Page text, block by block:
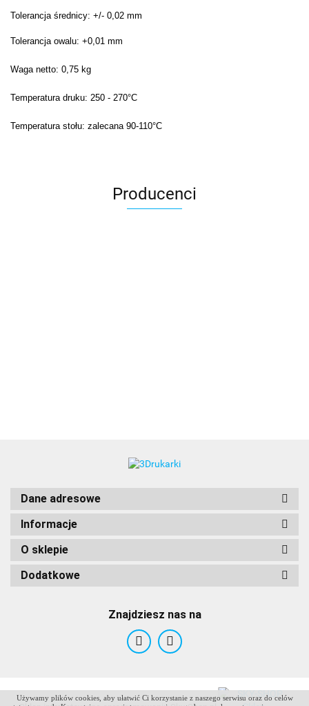
Używamy plików cookies, aby ułatwić Ci korzystanie z naszego serwisu oraz do celów
Tolerancja średnicy: +/- 0,02 mm
Tolerancja owalu: +0,01 mm
Waga netto: 0,75 kg
Temperatura druku: 250 - 270°C
Temperatura stołu: zalecana 90-110°C
Producenci
Dane adresowe
Informacje
O sklepie
Dodatkowe
Znajdziesz nas na